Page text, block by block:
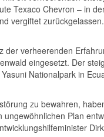
Texaco Chevron – in
vergiftet
der verheerenden
eingesetzt. Der
Nationalpark in
zu bewahren,
ungewöhnlichen Plan